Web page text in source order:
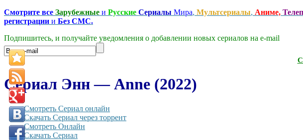
Смотрите все Зарубежные и Русские Сериалы Мира, Мультсериалы, Аниме,
регистрации и Без СМС.
Подпишитесь, и получайте уведомления о добавлении новых сериалов на e-mаil
Сериал Энн — Anne (2022)
Смотреть Сериал онлайн
Скачать Сериал через торрент
Смотреть Онлайн
Скачать Сериал